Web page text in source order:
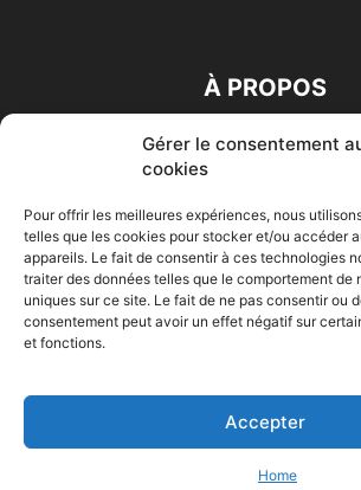
Gérer le consentement
cookies
Pour offrir les meilleures expériences, nous
telles que les cookies pour stocker et/ou accéder
appareils. Le fait de consentir à ces technologies
traiter des données telles que le comportement de
uniques sur ce site. Le fait de ne pas consentir ou
consentement peut avoir un effet négatif sur
et fonctions.
Accepter
Home
À PROPOS
SUIVEZ NOUS
Accueil Economie Entreprises
HIGH-TECH Auto-Moto
© Challenges.tn By